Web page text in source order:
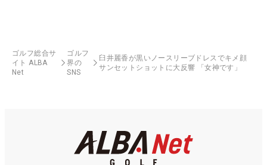
ゴルフ総合サ
イト ALBA
Net
ゴルフ
界の
SNS
臼井麗香が黒いノースリーブドレスでキメ顔
サンセットショットに大反響 「女神です」